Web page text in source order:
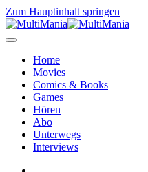
Zum Hauptinhalt springen
Home
Movies
Comics & Books
Games
Hören
Abo
Unterwegs
Interviews